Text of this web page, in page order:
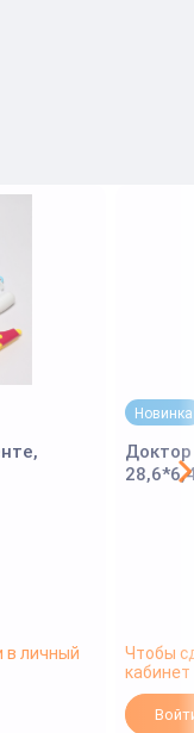
в личный
Новинка
Чтобы
кабинет